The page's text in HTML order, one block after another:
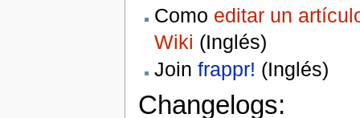
Como editar un
Wiki (Inglés)
Join frappr! (Inglés)
Changelogs: